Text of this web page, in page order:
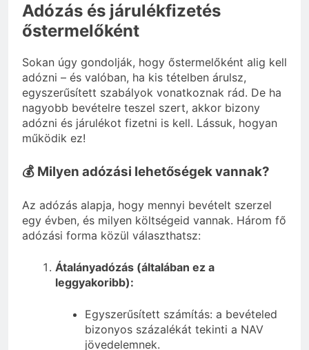
Adózás és járulékfizetés
őstermelőként
Sokan úgy gondolják, hogy őstermelőként alig kell
adózni – és valóban, ha kis tételben árulsz,
egyszerűsített szabályok vonatkoznak rád. De ha
nagyobb bevételre teszel szert, akkor bizony
adózni és járulékot fizetni is kell. Lássuk, hogyan
működik ez!
💰 Milyen adózási lehetőségek vannak?
Az adózás alapja, hogy mennyi bevételt szerzel
egy évben, és milyen költségeid vannak. Három fő
adózási forma közül választhatsz:
Átalányadózás (általában ez a
leggyakoribb):
Egyszerűsített számítás: a bevételed
bizonyos százalékát tekinti a NAV
jövedelemnek.